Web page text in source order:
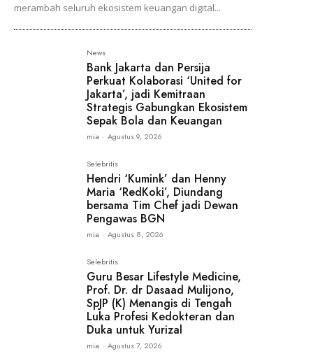
merambah seluruh ekosistem keuangan digital...
News
Bank Jakarta dan Persija
Perkuat Kolaborasi ‘United for
Jakarta’, jadi Kemitraan
Strategis Gabungkan Ekosistem
Sepak Bola dan Keuangan
mia - Agustus 9, 2026
Selebritis
Hendri ‘Kumink’ dan Henny
Maria ‘RedKoki’, Diundang
bersama Tim Chef jadi Dewan
Pengawas BGN
mia - Agustus 8, 2026
Selebritis
Guru Besar Lifestyle Medicine,
Prof. Dr. dr Dasaad Mulijono,
SpJP (K) Menangis di Tengah
Luka Profesi Kedokteran dan
Duka untuk Yurizal
mia - Agustus 7, 2026